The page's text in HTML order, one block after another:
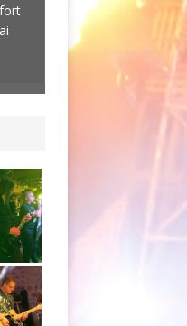
novembre 2019. 4
sympathiques, un
[...]